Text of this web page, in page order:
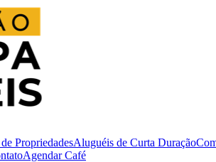
PropriedadesAluguéis de Curta Duração
Agendar Café